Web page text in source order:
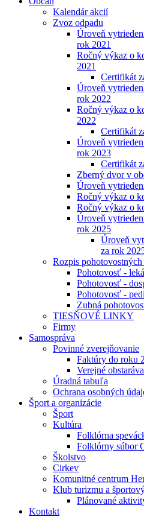
Kalendár akcií
Zvoz odpadu
Úroveň
rok 2021
Ročný výkaz o
2021
Certifikát
Úroveň
rok 2022
Ročný výkaz o
2022
Certifikát
Úroveň
rok 2023
Certifikát
Zberný dvor v
Úroveň
Ročný výkaz o
Ročný výkaz o
Úroveň
rok 2025
Úroveň
za rok
Rozpis pohotovostných
Pohotovosť -
Pohotovosť -
Pohotovosť -
Zubná
TIESŇOVÉ LINKY
Firmy
Samospráva
Povinné zverejňovanie
Faktúry do roku
Verejné
Úradná tabuľa
Ochrana osobných
Šport a organizácie
Šport
Kultúra
Folklórna
Folklórny súbor
Školstvo
Cirkev
Komunitné centrum
Klub turizmu a
Plánované
Kontakt